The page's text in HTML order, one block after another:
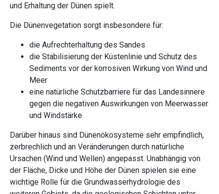
und Erhaltung der Dünen spielt.
Die Dünenvegetation sorgt insbesondere für:
die Aufrechterhaltung des Sandes
die Stabilisierung der Küstenlinie und Schutz des
Sediments vor der korrosiven Wirkung von Wind und
Meer
eine natürliche Schutzbarriere für das Landesinnere
gegen die negativen Auswirkungen von Meerwasser
und Windstärke
Darüber hinaus sind Dünenökosysteme sehr empfindlich,
zerbrechlich und an Veränderungen durch natürliche
Ursachen (Wind und Wellen) angepasst. Unabhängig von
der Fläche, Dicke und Höhe der Dünen spielen sie eine
wichtige Rolle für die Grundwasserhydrologie des